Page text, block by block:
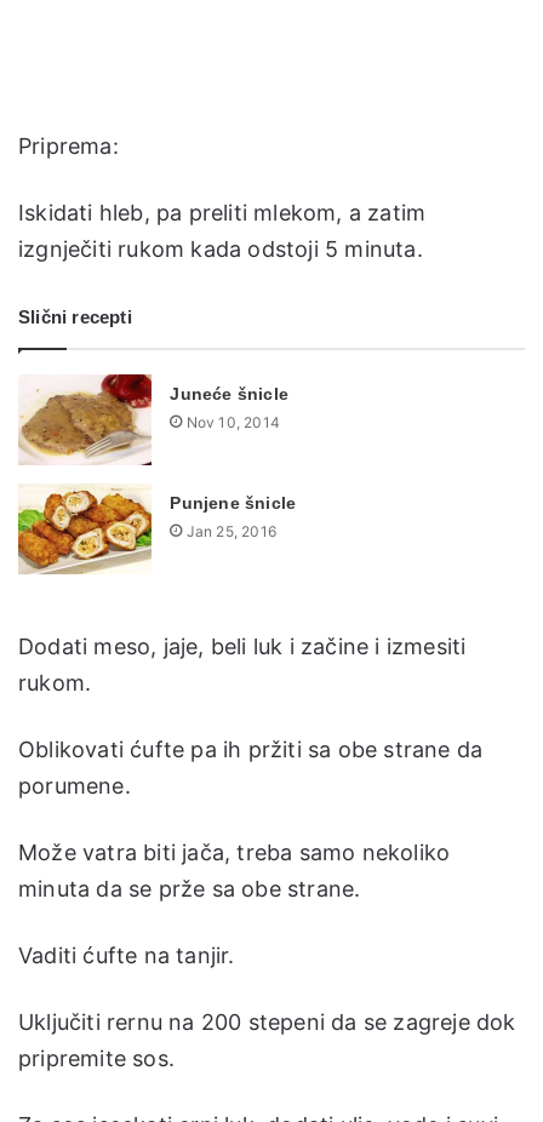
Priprema:
Iskidati hleb, pa preliti mlekom, a zatim
izgnječiti rukom kada odstoji 5 minuta.
Slični recepti
Juneće šnicle
Nov 10, 2014
Punjene šnicle
Jan 25, 2016
Dodati meso, jaje, beli luk i začine i izmesiti
rukom.
Oblikovati ćufte pa ih pržiti sa obe strane da
porumene.
Može vatra biti jača, treba samo nekoliko
minuta da se prže sa obe strane.
Vaditi ćufte na tanjir.
Uključiti rernu na 200 stepeni da se zagreje dok
pripremite sos.